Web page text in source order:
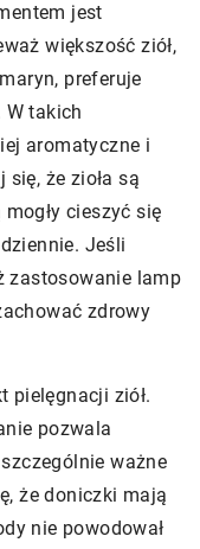
jest
większość ziół,
preferuje
W takich
aromatyczne i
się, że zioła są
cieszyć się
Jeśli
zastosowanie lamp
zdrowy
pielęgnacji ziół.
pozwala
ważne
że doniczki mają
nie powodował